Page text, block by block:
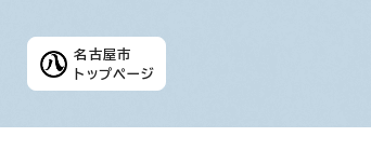
名古屋市
トップページ